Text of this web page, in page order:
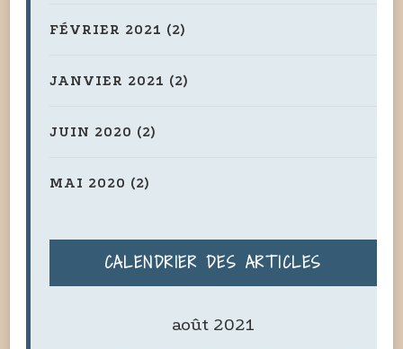
FÉVRIER 2021 (2)
JANVIER 2021 (2)
JUIN 2020 (2)
MAI 2020 (2)
CALENDRIER DES ARTICLES
août 2021